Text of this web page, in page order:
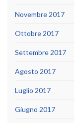
Novembre 2017
Ottobre 2017
Settembre 2017
Agosto 2017
Luglio 2017
Giugno 2017